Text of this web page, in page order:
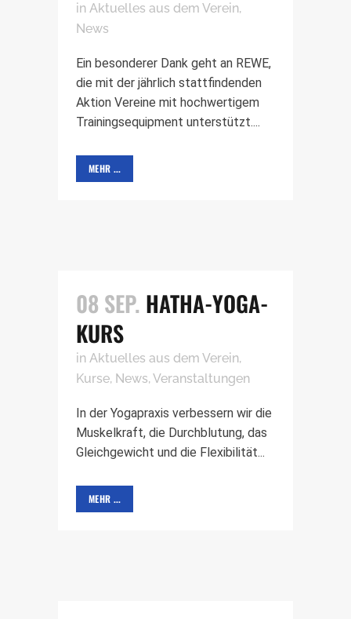
in Aktuelles aus dem Verein,
News
Ein besonderer Dank geht an REWE,
die mit der jährlich stattfindenden
Aktion Vereine mit hochwertigem
Trainingsequipment unterstützt....
MEHR ...
08 SEP. HATHA-YOGA-
KURS
in Aktuelles aus dem Verein,
Kurse, News, Veranstaltungen
In der Yogapraxis verbessern wir die
Muskelkraft, die Durchblutung, das
Gleichgewicht und die Flexibilität...
MEHR ...